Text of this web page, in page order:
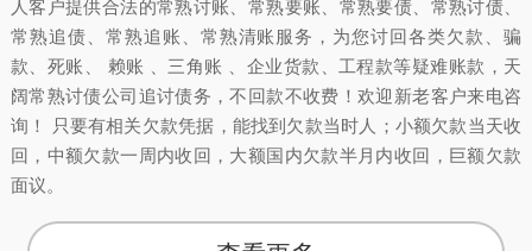
人客户提供合法的常熟讨账、常熟要账、常熟要债、常熟讨债、
常熟追债、常熟追账、常熟清账服务，为您讨回各类欠款、骗
款、死账、 赖账 、三角账 、企业货款、工程款等疑难账款，天
阔常熟讨债公司追讨债务，不回款不收费！欢迎新老客户来电咨
询！ 只要有相关欠款凭据，能找到欠款当时人；小额欠款当天收
回，中额欠款一周内收回，大额国内欠款半月内收回，巨额欠款
面议。